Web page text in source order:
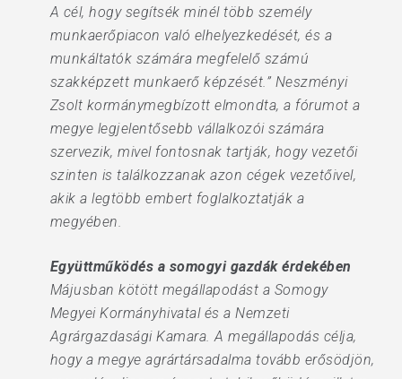
A cél, hogy segítsék minél több személy
munkaerőpiacon való elhelyezkedését, és a
munkáltatók számára megfelelő számú
szakképzett munkaerő képzését.” Neszményi
Zsolt kormánymegbízott elmondta, a fórumot a
megye legjelentősebb vállalkozói számára
szervezik, mivel fontosnak tartják, hogy vezetői
szinten is találkozzanak azon cégek vezetőivel,
akik a legtöbb embert foglalkoztatják a
megyében.
Együttműködés a somogyi gazdák érdekében
Májusban kötött megállapodást a Somogy
Megyei Kormányhivatal és a Nemzeti
Agrárgazdasági Kamara. A megállapodás célja,
hogy a megye agrártársadalma tovább erősödjön,